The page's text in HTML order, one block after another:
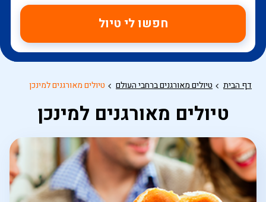
חפשו לי טיול
דף הבית טיולים מאורגנים ברחבי העולם טיולים מאורגנים למינכן
טיולים מאורגנים למינכן